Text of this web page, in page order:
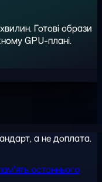
Готові образи
GPU-плані.
а не доплата.
останнього